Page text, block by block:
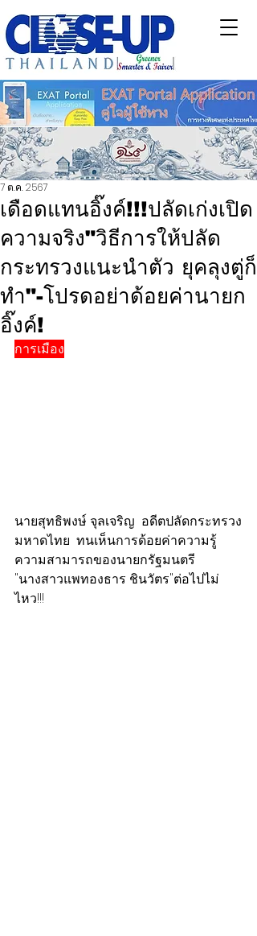
เดือดแทนอิ๊งค์!!!ปลัดเก่งเปิด
ความจริง"วิธีการให้ปลัด
กระทรวงแนะนำตัว ยุคลุงตู่ก็
ทำ"-โปรดอย่าด้อยค่านายก
อิ๊งค์!
7 ต.ค. 2567
การเมือง
นายสุทธิพงษ์ จุลเจริญ  อดีตปลัดกระทรวง
มหาดไทย  ทนเห็นการด้อยค่าความรู้
ความสามารถของนายกรัฐมนตรี
"นางสาวแพทองธาร ชินวัตร"ต่อไปไม่
ไหว!!!